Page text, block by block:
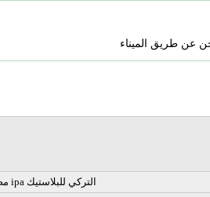
عن طريق الميناء
مصنع ipa التركي للبلاستيك